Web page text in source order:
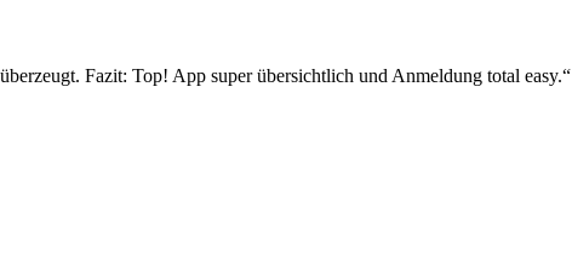
Fazit: Top! App super übersichtlich und Anmeldung total easy.“